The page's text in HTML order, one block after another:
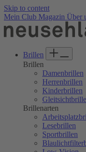
Welcome
to
All
Accessibility
Accessibility
Skip to content
Mein Club Magazin Über
Brillen
Brillen
Damenbrillen
Herrenbrillen
Kinderbrillen
Brillenarten
Lesebrillen
Sportbrillen